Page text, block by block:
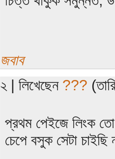
জবাব
২ | লিখেছেন ???
প্রথম পেইজে লিংক
চেপে বসুক সেটা